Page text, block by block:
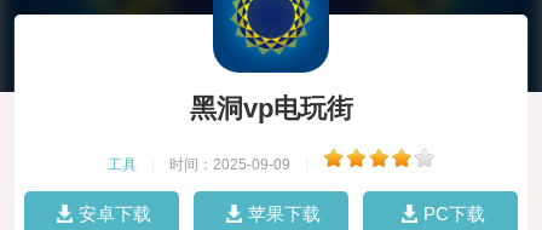
黑洞vp电玩街
工具 时间：2025-09-09
安卓下载 苹果下载 PC下载